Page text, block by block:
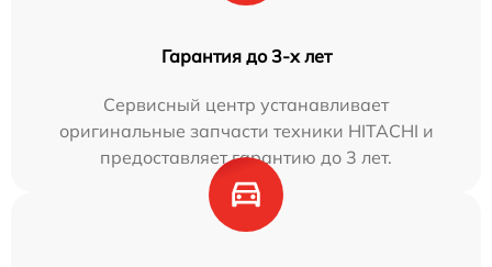
Гарантия до 3-х лет
Сервисный центр устанавливает
оригинальные запчасти техники HITACHI и
предоставляет гарантию до 3 лет.